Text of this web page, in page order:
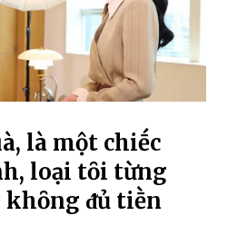
là một chiḗc
loại tȏi từng
khȏng ᵭủ tiḕn